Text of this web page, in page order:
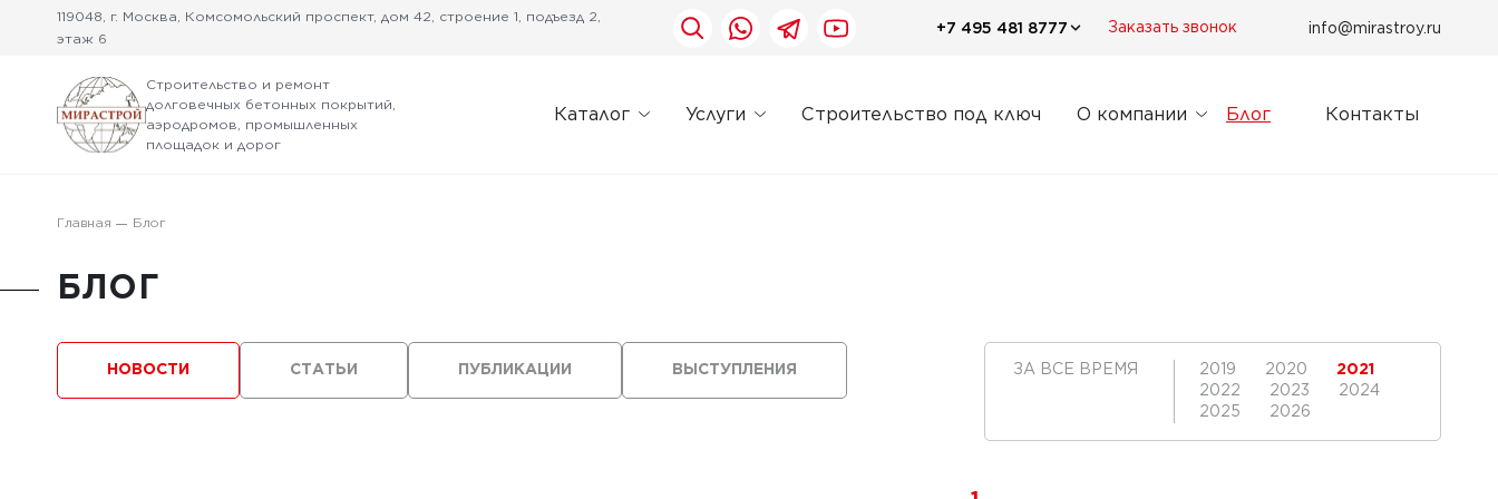
119048, г. Москва, Комсомольский проспект, дом 42, строение 1, подъезд 2,
этаж 6
+7 495 481 8777 Заказать звонок info@mirastroy.ru
Строительство и ремонт
долговечных бетонных покрытий,
аэродромов, промышленных
площадок и дорог
Каталог Услуги Строительство под ключ О компании Блог Контакты
Главная Блог
БЛОГ
ВЫСТУПЛЕНИЯ
ПУБЛИКАЦИИ
НОВОСТИ СТАТЬИ ЗА ВСЕ ВРЕМЯ 2019 2020
2021
2022
2023
2024
2025
2026